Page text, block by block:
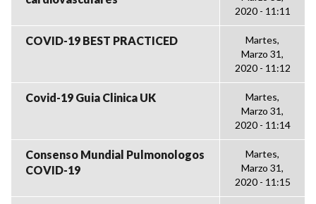
2020 - 11:11
COVID-19 BEST PRACTICED
Martes,
Marzo 31,
2020 - 11:12
Covid-19 Guia Clinica UK
Martes,
Marzo 31,
2020 - 11:14
Consenso Mundial Pulmonologos
COVID-19
Martes,
Marzo 31,
2020 - 11:15